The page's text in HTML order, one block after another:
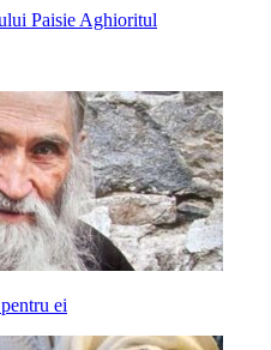
Paisie Aghioritul
ei